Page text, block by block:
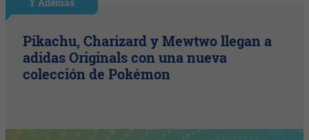
Pikachu, Charizard y Mewtwo llegan a
adidas Originals con una nueva
colección de Pokémon